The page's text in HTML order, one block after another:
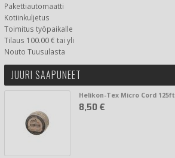
Pakettiautomaatti
Kotiinkuljetus
Toimitus työpaikalle
Tilaus 100.00 € tai yli
Nouto Tuusulasta
JUURI SAAPUNEET
Helikon-Tex Micro Cord 125ft
8,50 €